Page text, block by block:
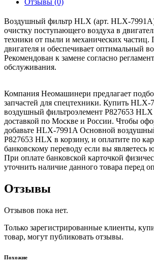
Воздушный фильтр HLX (арт. HLX-7991A)
очистку поступающего воздуха в
техники от пыли и механических частиц.
двигателя и обеспечивает оптимальный
Рекомендован к замене согласно
обслуживания.
Компания Неомашинери предлагает
запчастей для спецтехники. Купить
воздушный фильтроэлемент P827653
доставкой по Москве и России. Чтобы
добавьте HLX-7991A Основной
P827653 HLX в корзину, и оплатите по
банковскому переводу если вы
При оплате банковской карточкой
уточнить наличие данного товара перед
Отзывы
Отзывов пока нет.
Только зарегистрированные клиенты,
товар, могут публиковать отзывы.
Похожие